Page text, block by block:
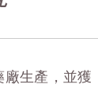
生產，並獲